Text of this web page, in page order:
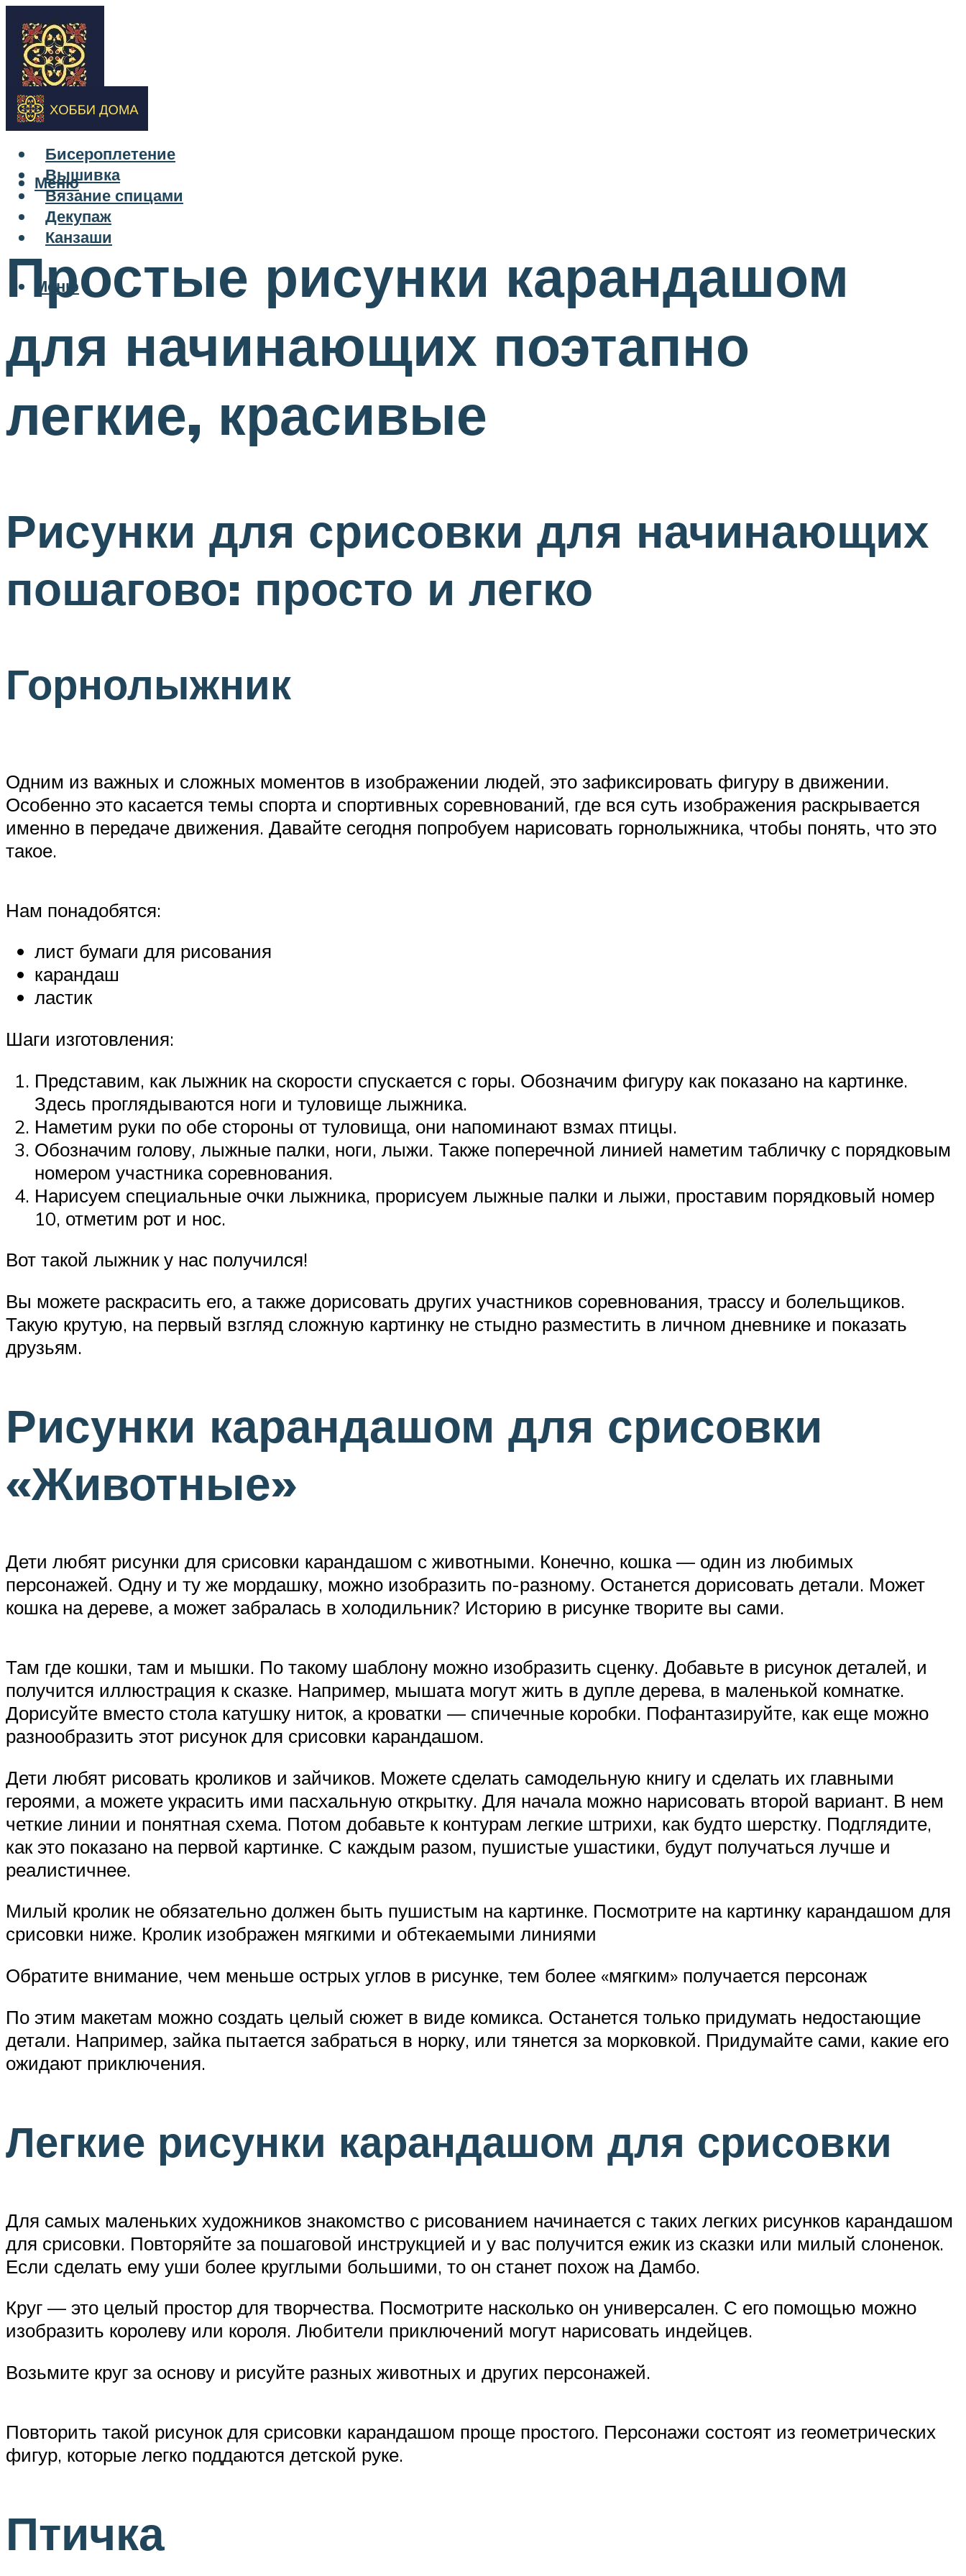
Бисероплетение
Вышивка
Вязание спицами
Декупаж
Канзаши
Меню
Меню
Простые рисунки карандашом
для начинающих поэтапно
легкие, красивые
Рисунки для срисовки для начинающих
пошагово: просто и легко
Горнолыжник
Одним из важных и сложных моментов в изображении людей, это зафиксировать фигуру в движении.
Особенно это касается темы спорта и спортивных соревнований, где вся суть изображения раскрывается
именно в передаче движения. Давайте сегодня попробуем нарисовать горнолыжника, чтобы понять, что это
такое.
Нам понадобятся:
лист бумаги для рисования
карандаш
ластик
Шаги изготовления:
Представим, как лыжник на скорости спускается с горы. Обозначим фигуру как показано на картинке.
Здесь проглядываются ноги и туловище лыжника.
Наметим руки по обе стороны от туловища, они напоминают взмах птицы.
Обозначим голову, лыжные палки, ноги, лыжи. Также поперечной линией наметим табличку с порядковым
номером участника соревнования.
Нарисуем специальные очки лыжника, прорисуем лыжные палки и лыжи, проставим порядковый номер
10, отметим рот и нос.
Вот такой лыжник у нас получился!
Вы можете раскрасить его, а также дорисовать других участников соревнования, трассу и болельщиков.
Такую крутую, на первый взгляд сложную картинку не стыдно разместить в личном дневнике и показать
друзьям.
Рисунки карандашом для срисовки
«Животные»
Дети любят рисунки для срисовки карандашом с животными. Конечно, кошка — один из любимых
персонажей. Одну и ту же мордашку, можно изобразить по-разному. Останется дорисовать детали. Может
кошка на дереве, а может забралась в холодильник? Историю в рисунке творите вы сами.
Там где кошки, там и мышки. По такому шаблону можно изобразить сценку. Добавьте в рисунок деталей, и
получится иллюстрация к сказке. Например, мышата могут жить в дупле дерева, в маленькой комнатке.
Дорисуйте вместо стола катушку ниток, а кроватки — спичечные коробки. Пофантазируйте, как еще можно
разнообразить этот рисунок для срисовки карандашом.
Дети любят рисовать кроликов и зайчиков. Можете сделать самодельную книгу и сделать их главными
героями, а можете украсить ими пасхальную открытку. Для начала можно нарисовать второй вариант. В нем
четкие линии и понятная схема. Потом добавьте к контурам легкие штрихи, как будто шерстку. Подглядите,
как это показано на первой картинке. С каждым разом, пушистые ушастики, будут получаться лучше и
реалистичнее.
Милый кролик не обязательно должен быть пушистым на картинке. Посмотрите на картинку карандашом для
срисовки ниже. Кролик изображен мягкими и обтекаемыми линиями
Обратите внимание, чем меньше острых углов в рисунке, тем более «мягким» получается персонаж
По этим макетам можно создать целый сюжет в виде комикса. Останется только придумать недостающие
детали. Например, зайка пытается забраться в норку, или тянется за морковкой. Придумайте сами, какие его
ожидают приключения.
Легкие рисунки карандашом для срисовки
Для самых маленьких художников знакомство с рисованием начинается с таких легких рисунков карандашом
для срисовки. Повторяйте за пошаговой инструкцией и у вас получится ежик из сказки или милый слоненок.
Если сделать ему уши более круглыми большими, то он станет похож на Дамбо.
Круг — это целый простор для творчества. Посмотрите насколько он универсален. С его помощью можно
изобразить королеву или короля. Любители приключений могут нарисовать индейцев.
Возьмите круг за основу и рисуйте разных животных и других персонажей.
Повторить такой рисунок для срисовки карандашом проще простого. Персонажи состоят из геометрических
фигур, которые легко поддаются детской руке.
Птичка